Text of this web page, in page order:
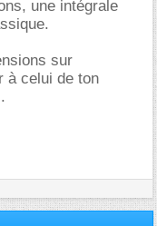
une intégrale
sur
à celui de ton